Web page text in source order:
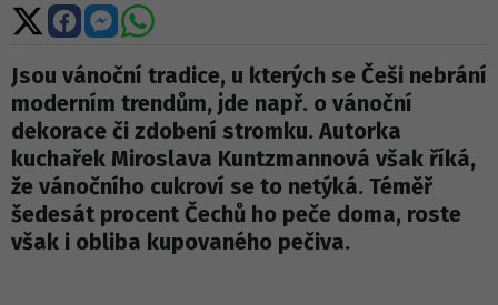
Sdílet
na
X
Sdílet
na
Facebooku
Sdílet
na
Messengeru
Sdílet
WhatsApp
Jsou vánoční tradice, u kterých se Češi nebrání
moderním trendům, jde např. o vánoční
dekorace či zdobení stromku. Autorka
kuchařek Miroslava Kuntzmannová však říká,
že vánočního cukroví se to netýká. Téměř
šedesát procent Čechů ho peče doma, roste
však i obliba kupovaného pečiva.